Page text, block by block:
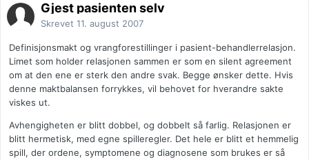
Gjest pasienten selv
Skrevet 11. august 2007
Definisjonsmakt og vrangforestillinger i pasient-behandlerrelasjon.
Limet som holder relasjonen sammen er som en silent agreement
om at den ene er sterk den andre svak. Begge ønsker dette. Hvis
denne maktbalansen forrykkes, vil behovet for hverandre sakte
viskes ut.
Avhengigheten er blitt dobbel, og dobbelt så farlig. Relasjonen er
blitt hermetisk, med egne spilleregler. Det hele er blitt et hemmelig
spill, der ordene, symptomene og diagnosene som brukes er så